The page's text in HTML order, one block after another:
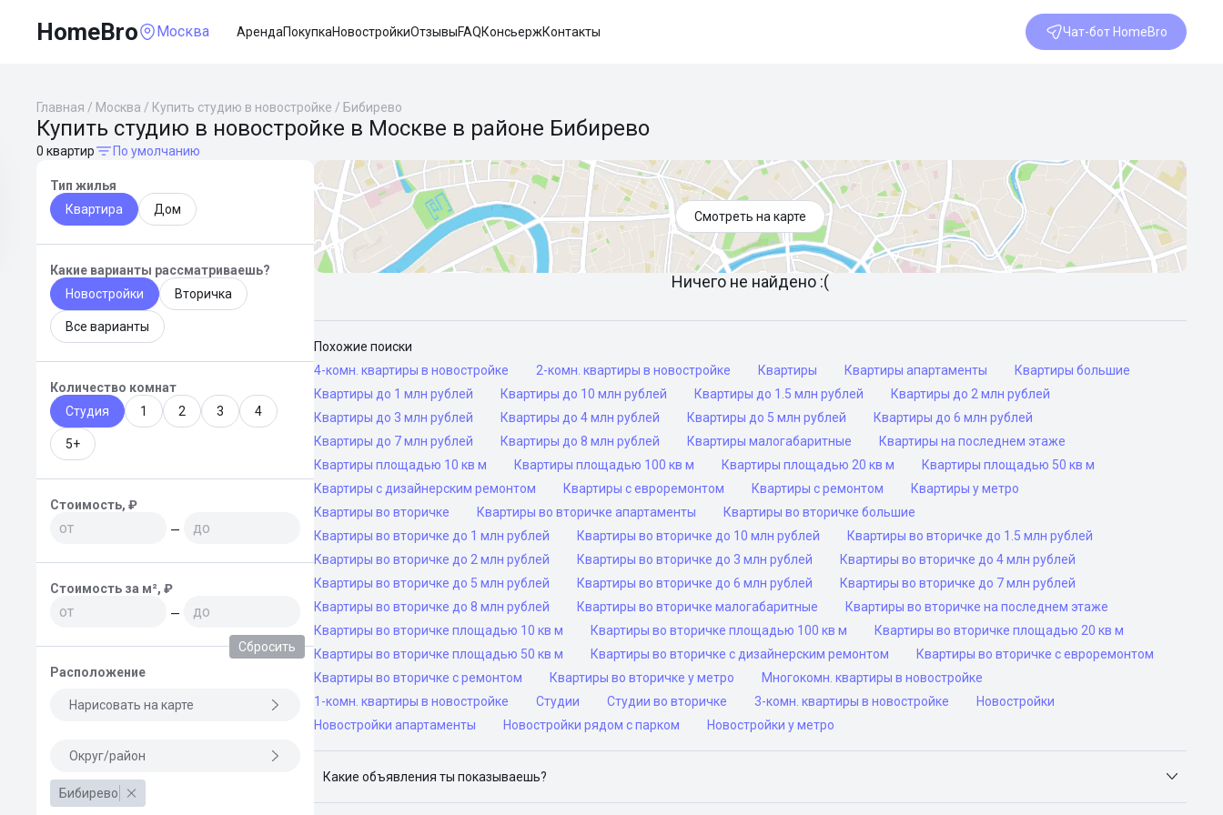
HomeBro Москва АрендаПокупкаНовостройкиОтзывыFAQКонсьержКонтакты Чат-бот HomeBro
Главная / Москва / Купить студию в новостройке / Бибирево
Купить студию в новостройке в Москве в районе Бибирево
0 квартир По умолчанию
Тип жилья
Квартира
Дом
Какие варианты рассматриваешь?
Новостройки
Вторичка
Все варианты
Количество комнат
Студия
1 2 3 4
5+
Стоимость, ₽
—
Стоимость за м², ₽
—
Сбросить
Расположение
Нарисовать на карте
Округ/район
Бибирево
Смотреть на карте
Ничего не найдено :(
Похожие поиски
4-комн. квартиры в новостройке
2-комн. квартиры в новостройке Квартиры Квартиры апартаменты
Квартиры большие
Квартиры до 1 млн рублей
Квартиры до 10 млн рублей Квартиры до 1.5 млн рублей
Квартиры до 2 млн рублей
Квартиры до 3 млн рублей
Квартиры до 4 млн рублей Квартиры до 5 млн рублей
Квартиры до 6 млн рублей
Квартиры до 7 млн рублей
Квартиры до 8 млн рублей Квартиры малогабаритные
Квартиры на последнем этаже
Квартиры площадью 10 кв м
Квартиры площадью 100 кв м Квартиры площадью 20 кв м
Квартиры площадью 50 кв м
Квартиры с дизайнерским ремонтом
Квартиры с евроремонтом Квартиры с ремонтом
Квартиры у метро
Квартиры во вторичке
Квартиры во вторичке апартаменты
Квартиры во вторичке большие
Квартиры во вторичке до 1 млн рублей
Квартиры во вторичке до 10 млн рублей
Квартиры во вторичке до 1.5 млн рублей
Квартиры во вторичке до 2 млн рублей
Квартиры во вторичке до 3 млн рублей
Квартиры во вторичке до 4 млн рублей
Квартиры во вторичке до 5 млн рублей
Квартиры во вторичке до 6 млн рублей
Квартиры во вторичке до 7 млн рублей
Квартиры во вторичке до 8 млн рублей
Квартиры во вторичке малогабаритные
Квартиры во вторичке на последнем этаже
Квартиры во вторичке площадью 10 кв м
Квартиры во вторичке площадью 100 кв м
Квартиры во вторичке площадью 20 кв м
Квартиры во вторичке площадью 50 кв м
Квартиры во вторичке с дизайнерским ремонтом
Квартиры во вторичке с евроремонтом
Квартиры во вторичке с ремонтом
Квартиры во вторичке у метро
Многокомн. квартиры в новостройке
1-комн. квартиры в новостройке
Студии Студии во вторичке 3-комн. квартиры в новостройке
Новостройки
Новостройки апартаменты
Новостройки рядом с парком Новостройки у метро
Какие объявления ты показываешь?